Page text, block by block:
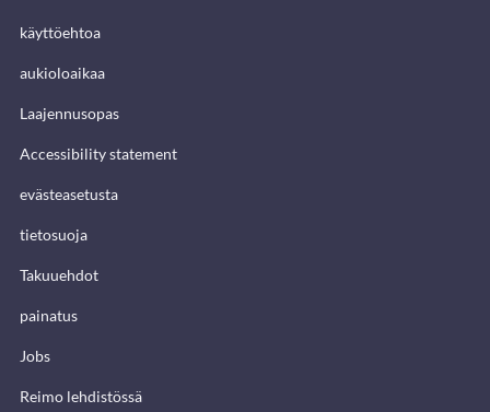
käyttöehtoa
aukioloaikaa
Laajennusopas
Accessibility statement
evästeasetusta
tietosuoja
Takuuehdot
painatus
Jobs
Reimo lehdistössä